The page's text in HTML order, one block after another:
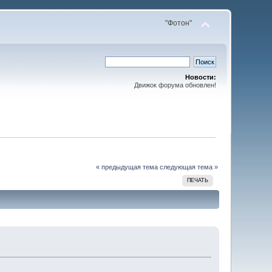
"Фотон"
Новости:
Движок форума обновлен!
« предыдущая тема следующая тема »
ПЕЧАТЬ